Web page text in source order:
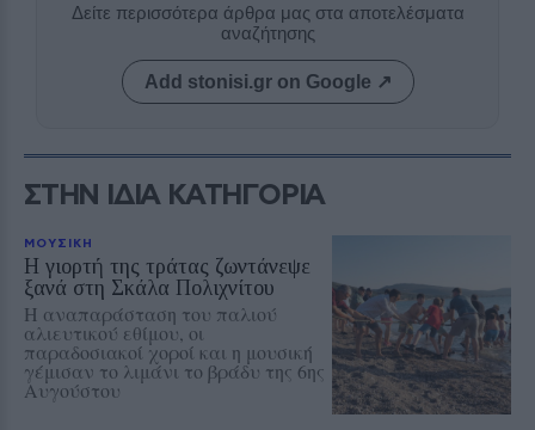
Δείτε περισσότερα άρθρα μας στα αποτελέσματα
αναζήτησης
Add stonisi.gr on Google ↗
ΣΤΗΝ ΙΔΙΑ ΚΑΤΗΓΟΡΙΑ
ΜΟΥΣΙΚΗ
Η γιορτή της τράτας ζωντάνεψε
ξανά στη Σκάλα Πολιχνίτου
Η αναπαράσταση του παλιού
αλιευτικού εθίμου, οι
παραδοσιακοί χοροί και η μουσική
γέμισαν το λιμάνι το βράδυ της 6ης
Αυγούστου